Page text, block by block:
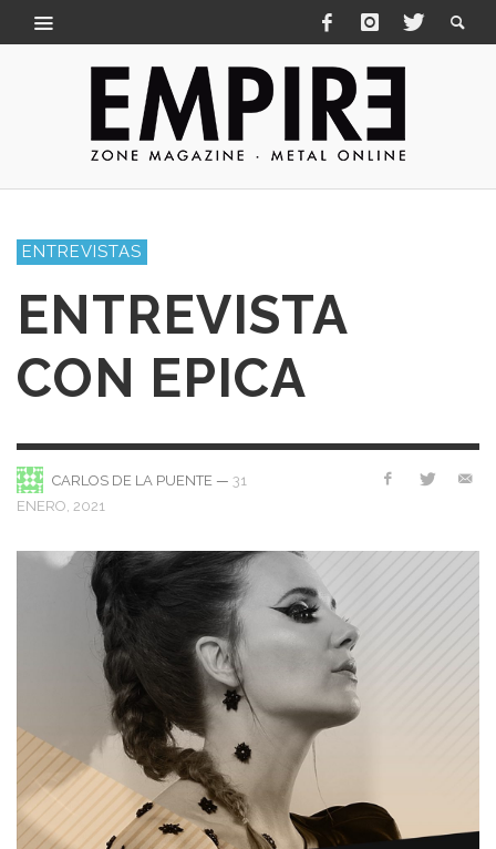
ENTREVISTAS
ENTREVISTA
CON EPICA
CARLOS DE LA PUENTE — 31
ENERO, 2021